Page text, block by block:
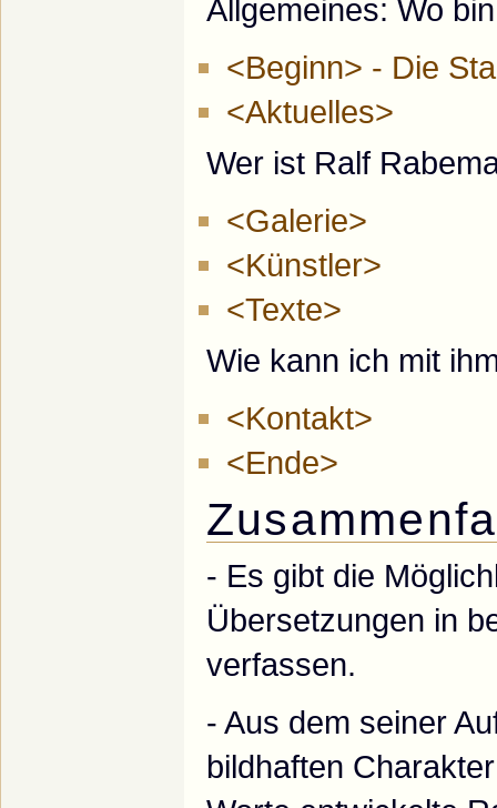
Allgemeines: Wo
<Beginn> - Die
<Aktuelles>
Wer ist Ralf
<Galerie>
<Künstler>
<Texte>
Wie kann ich mit
<Kontakt>
<Ende>
- Es gibt die
Übersetzungen in
verfassen.
- Aus dem seiner
bildhaften